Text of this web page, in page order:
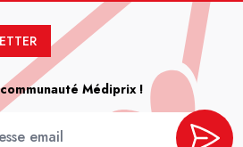
Médiprix !